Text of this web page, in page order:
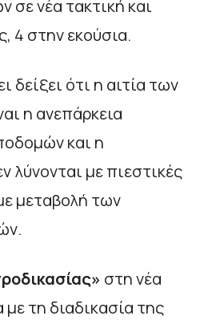
νέα τακτική και
4 στην εκούσια.
δείξει ότι η αιτία των
η ανεπάρκεια
και η
λύνονται με πιεστικές
μεταβολή των
στη νέα
με τη διαδικασία της